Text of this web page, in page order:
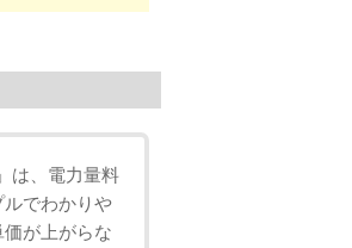
は、電力量料
でわかりや
が上がらな